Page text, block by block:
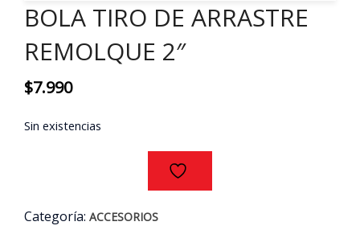
BOLA TIRO DE ARRASTRE
REMOLQUE 2″
$7.990
Sin existencias
Categoría: ACCESORIOS